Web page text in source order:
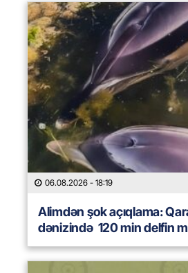
06.08.2026 - 18:19
Alimdən şok açıqlama:
dənizində 120 min delfin